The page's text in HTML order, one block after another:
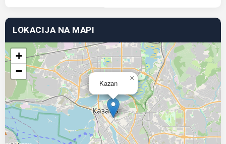
LOKACIJA NA MAPI
Kazan
×
+
−